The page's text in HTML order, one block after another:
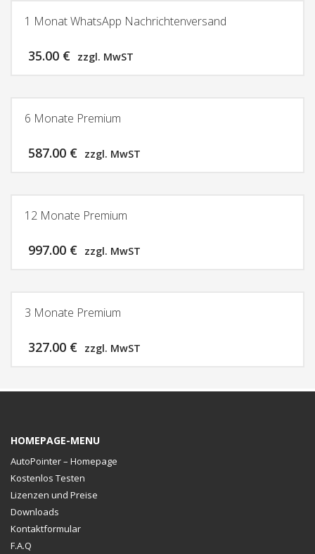
1 Monat WhatsApp Nachrichtenversand
35.00 € zzgl. MwST
6 Monate Premium
587.00 € zzgl. MwST
12 Monate Premium
997.00 € zzgl. MwST
3 Monate Premium
327.00 € zzgl. MwST
HOMEPAGE-MENU
AutoPointer – Homepage
Kostenlos Testen
Lizenzen und Preise
Downloads
Kontaktformular
F.A.Q